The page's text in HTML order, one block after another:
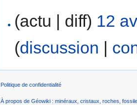
(actu | diff) 12
(discussion |
Politique de confidentialité
À propos de Géowiki : minéraux, cristaux, roches,